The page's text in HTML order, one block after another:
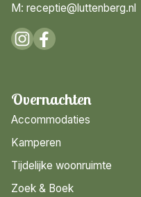
M: receptie@luttenberg.nl
Overnachten
Accommodaties
Kamperen
Tijdelijke woonruimte
Zoek & Boek